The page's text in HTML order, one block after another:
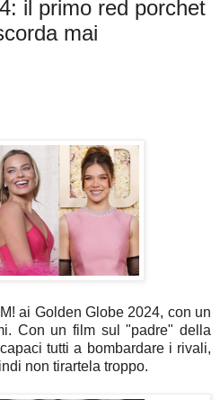
il primo red porchet
mai
ai Golden Globe 2024, con un
Con un film sul "padre" della
tutti a bombardare i rivali,
non tirartela troppo.